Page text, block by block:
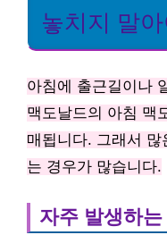
놓치지 말
아침에 출근길이나
맥도날드의 아침 맥
매됩니다. 그래서 많
는 경우가 많습니다.
자주 발생하는